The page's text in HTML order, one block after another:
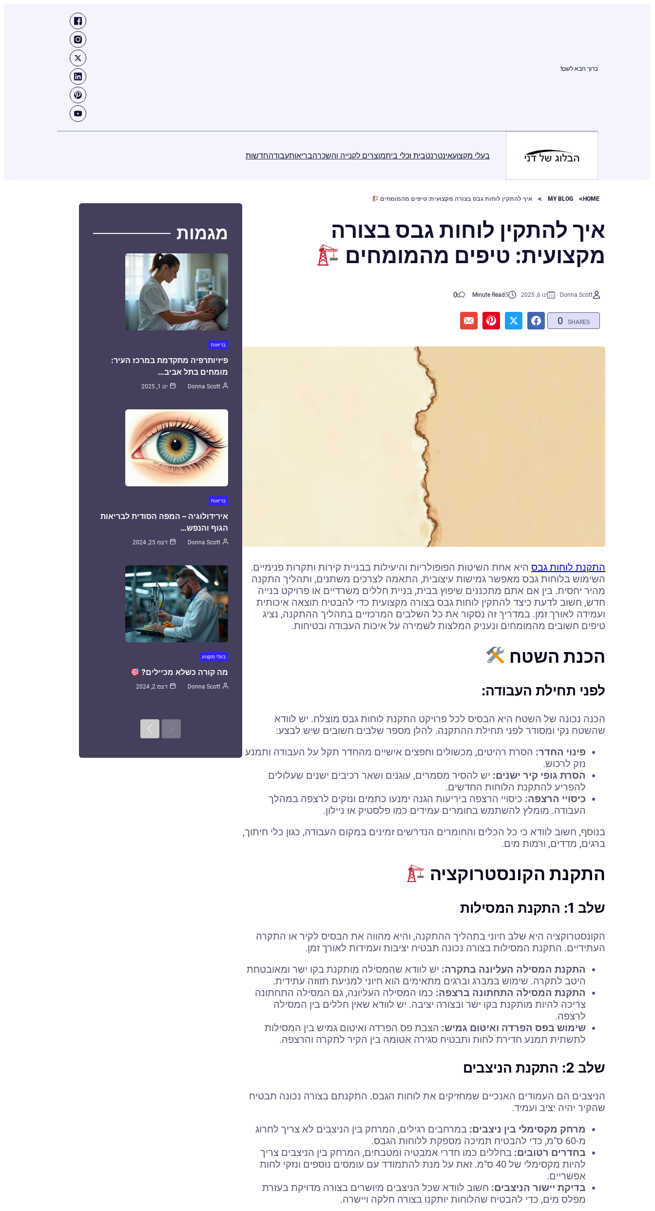
ברוך הבא לשם!
בעלי מקצועאינטרנטבית וכלי ביתמוצרים לקנייה והשכרהבריאותעבודהחדשות
HOME
MY BLOG איך להתקין לוחות גבס בצורה מקצועית: טיפים מהמומחים
איך להתקין לוחות גבס בצורה
מקצועית: טיפים מהמומחים
Donna Scott ינו 6, 2025 5
Minute Read
0
0 SHARES
התקנת לוחות גבס היא אחת השיטות הפופולריות והיעילות בבניית קירות ותקרות פנימיים.
השימוש בלוחות גבס מאפשר גמישות עיצובית, התאמה לצרכים משתנים, ותהליך התקנה
מהיר יחסית. בין אם אתם מתכננים שיפוץ בבית, בניית חללים משרדיים או פרויקט בנייה
חדש, חשוב לדעת כיצד להתקין לוחות גבס בצורה מקצועית כדי להבטיח תוצאה איכותית
ועמידה לאורך זמן. במדריך זה נסקור את כל השלבים המרכזיים בתהליך ההתקנה, נציג
טיפים חשובים מהמומחים ונעניק המלצות לשמירה על איכות העבודה ובטיחות.
הכנת השטח
לפני תחילת העבודה:
הכנה נכונה של השטח היא הבסיס לכל פרויקט התקנת לוחות גבס מוצלח. יש לוודא
שהשטח נקי ומסודר לפני תחילת ההתקנה. להלן מספר שלבים חשובים שיש לבצע:
פינוי החדר: הסרת רהיטים, מכשולים וחפצים אישיים מהחדר תקל על העבודה ותמנע
נזק לרכוש.
הסרת גופי קיר ישנים: יש להסיר מסמרים, עוגנים ושאר רכיבים ישנים שעלולים
להפריע להתקנת הלוחות החדשים.
כיסויי הרצפה: כיסויי הרצפה ביריעות הגנה ימנעו כתמים ונזקים לרצפה במהלך
העבודה. מומלץ להשתמש בחומרים עמידים כמו פלסטיק או ניילון.
בנוסף, חשוב לוודא כי כל הכלים והחומרים הנדרשים זמינים במקום העבודה, כגון כלי חיתוך,
ברגים, מדדים, ורמות מים.
התקנת הקונסטרוקציה
שלב 1: התקנת המסילות
הקונסטרוקציה היא שלב חיוני בתהליך ההתקנה, והיא מהווה את הבסיס לקיר או התקרה
העתידיים. התקנת המסילות בצורה נכונה תבטיח יציבות ועמידות לאורך זמן.
התקנת המסילה העליונה בתקרה: יש לוודא שהמסילה מותקנת בקו ישר ומאובטחת
היטב לתקרה. שימוש במברג וברגים מתאימים הוא חיוני למניעת תזוזה עתידית.
התקנת המסילה התחתונה ברצפה: כמו המסילה העליונה, גם המסילה התחתונה
צריכה להיות מותקנת בקו ישר ובצורה יציבה. יש לוודא שאין חללים בין המסילה
לרצפה.
שימוש בפס הפרדה ואיטום גמיש: הצבת פס הפרדה ואיטום גמיש בין המסילות
לתשתית תמנע חדירת לחות ותבטיח סגירה אטומה בין הקיר לתקרה והרצפה.
שלב 2: התקנת הניצבים
הניצבים הם העמודים האנכיים שמחזיקים את לוחות הגבס. התקנתם בצורה נכונה תבטיח
שהקיר יהיה יציב ועמיד.
מרחק מקסימלי בין ניצבים: במרחבים רגילים, המרחק בין הניצבים לא צריך לחרוג
מ-60 ס"מ, כדי להבטיח תמיכה מספקת ללוחות הגבס.
בחדרים רטובים: בחללים כמו חדרי אמבטיה ומטבחים, המרחק בין הניצבים צריך
להיות מקסימלי של 40 ס"מ. זאת על מנת להתמודד עם עומסים נוספים ונזקי לחות
אפשריים.
בדיקת יישור הניצבים: חשוב לוודא שכל הניצבים מיושרים בצורה מדויקת בעזרת
מפלס מים, כדי להבטיח שהלוחות יותקנו בצורה חלקה ויישרה.
מגמות
בריאות
פיזיותרפיה מתקדמת במרכז העיר:
מומחים בתל אביב…
Donna Scott ינו 1, 2025
בריאות
אירידולוגיה – המפה הסודית לבריאות
הגוף והנפש…
Donna Scott דצמ 25, 2024
בעלי מקצוע
מה קורה כשלא מכיילים?
Donna Scott דצמ 2, 2024
Previous
Next